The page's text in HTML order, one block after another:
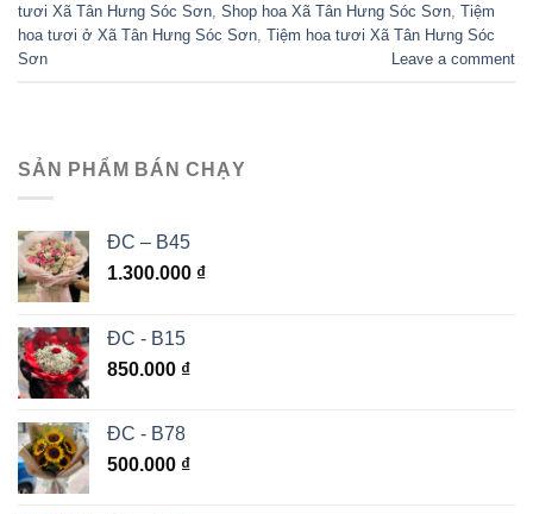
tươi Xã Tân Hưng Sóc Sơn Shop hoa Xã Tân Hưng Sóc Sơn Tiệm
hoa tươi ở Xã Tân Hưng Sóc Sơn Tiệm hoa tươi Xã Tân Hưng Sóc
Sơn
Leave a comment
SẢN PHẨM BÁN CHẠY
ĐC – B45
1.300.000 ₫
ĐC - B15
850.000 ₫
ĐC - B78
500.000 ₫